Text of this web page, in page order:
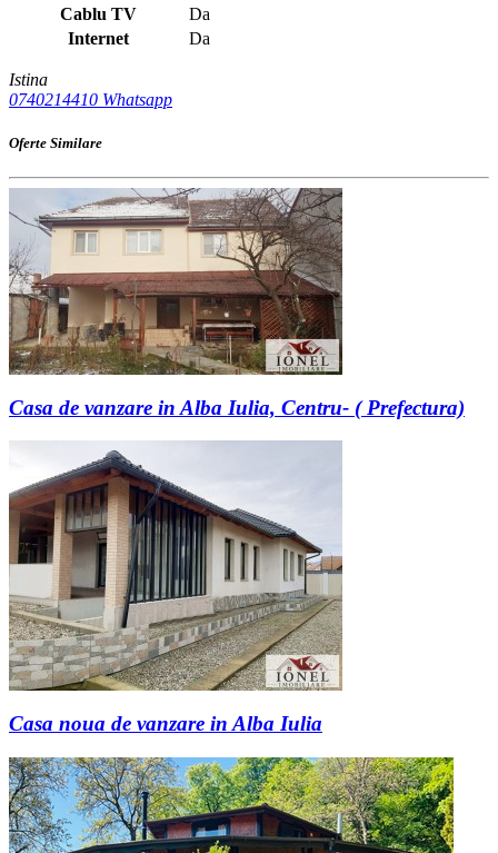
Cablu TV
Da
Internet
Da
Istina
0740214410 Whatsapp
Oferte Similare
Casa de vanzare in Alba Iulia, Centru- ( Prefectura)
Casa noua de vanzare in Alba Iulia